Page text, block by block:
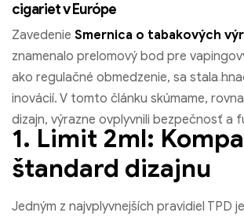
cigariet v Európe
Zavedenie Smernica o tabakových
znamenalo prelomový bod pre
ako regulačné obmedzenie, sa stala
inovácií. V tomto článku skúmame,
dizajn, výrazne ovplyvnili bezpečnosť
1. Limit 2ml:
štandard dizajnu
Jedným z najvplyvnejších pravidiel TPD